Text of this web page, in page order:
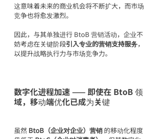
这意味着未来的商业机会将不断扩大，而市场
竞争也将愈发激烈。
因此，与其单独进行 BtoB 营销活动，企业不
妨考虑在关键阶段引入专业的营销支持服务，
以提升战略执行力与市场竞争力。
数字化进程加速 —— 即使在 BtoB 领
域，移动端优化已成为关键
虽然 BtoB（企业对企业）营销 的移动化程度